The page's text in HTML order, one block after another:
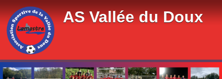
AS Vallée du Doux
Panneau de gestion des cookies